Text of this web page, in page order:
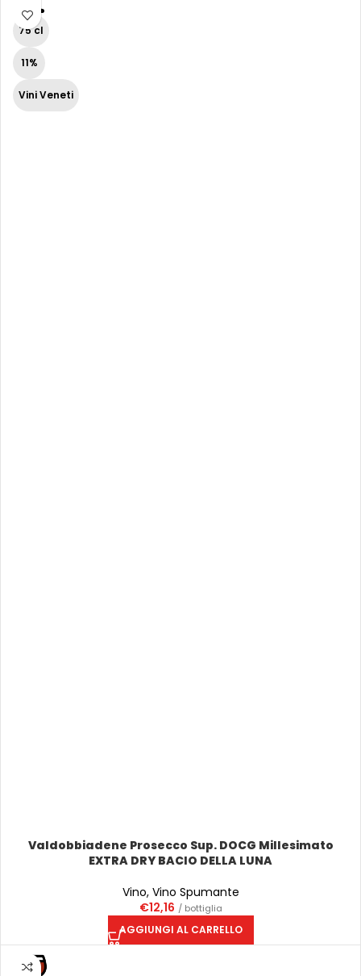
75 cl
11%
Vini Veneti
Valdobbiadene Prosecco Sup. DOCG Millesimato
EXTRA DRY BACIO DELLA LUNA
Vino, Vino Spumante
€12,16 / bottiglia
AGGIUNGI AL CARRELLO